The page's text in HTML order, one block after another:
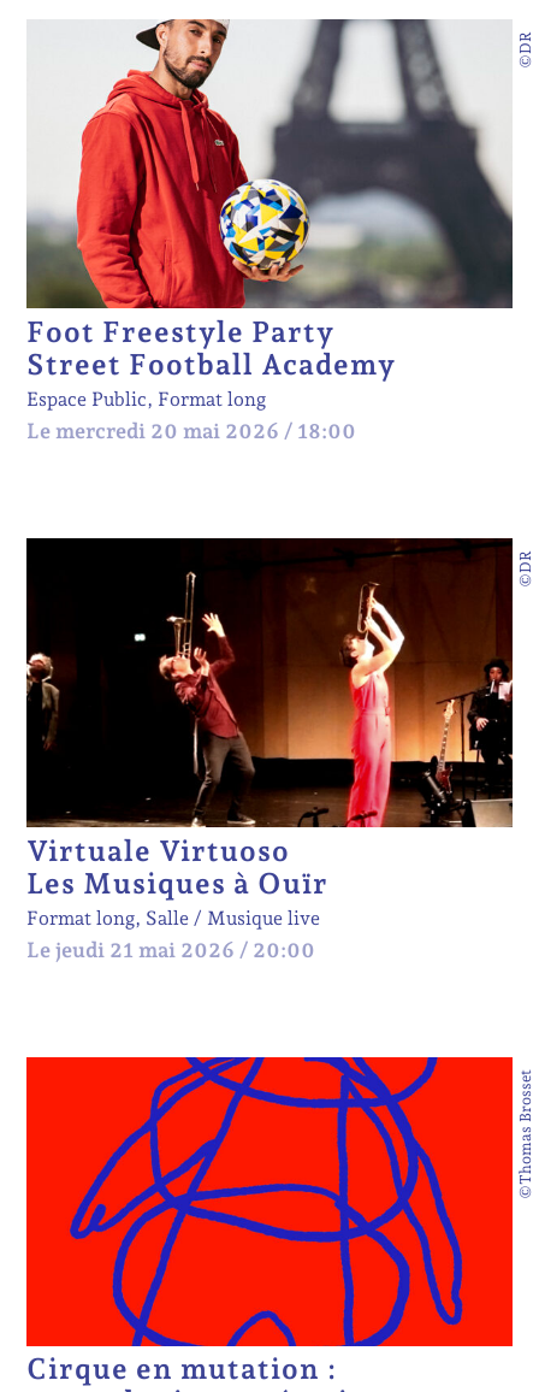
©DR
Foot Freestyle Party
Street Football Academy
Espace Public, Format long
Le mercredi 20 mai 2026 / 18:00
©DR
Virtuale Virtuoso
Les Musiques à Ouïr
Format long, Salle Musique live
Le jeudi 21 mai 2026 / 20:00
©Thomas Brosset
Cirque en mutation :